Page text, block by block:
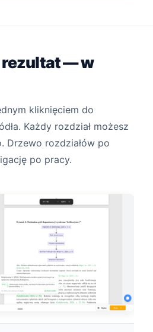
rezultat — w
kliknięciem do
Każdy rozdział możesz
Drzewo rozdziałów po
po pracy.